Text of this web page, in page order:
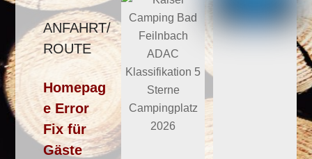
ANFAHRT/
ROUTE
Homepag
e Error
Fix für
Gäste